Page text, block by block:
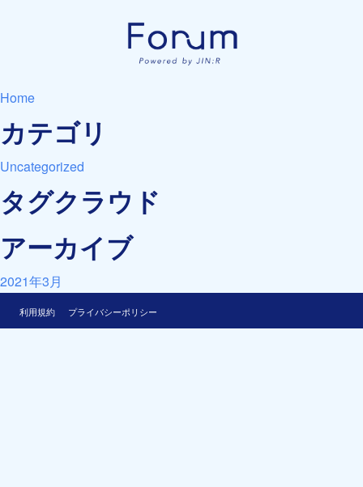
Home
カテゴリ
Uncategorized
タグクラウド
アーカイブ
2021年3月
利用規約 プライバシーポリシー